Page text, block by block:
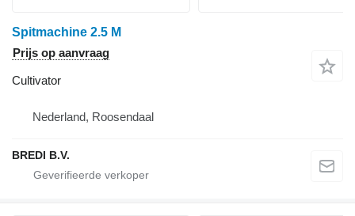
Spitmachine 2.5 M
Prijs op aanvraag
Cultivator
Nederland, Roosendaal
BREDI B.V.